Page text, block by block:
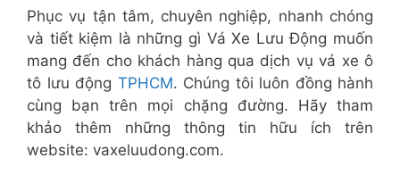
Phục vụ tận tâm, chuyên nghiệp, nhanh chóng
và tiết kiệm là những gì Vá Xe Lưu Động muốn
mang đến cho khách hàng qua dịch vụ vá xe ô
tô lưu động TPHCM. Chúng tôi luôn đồng hành
cùng bạn trên mọi chặng đường. Hãy tham
khảo thêm những thông tin hữu ích trên
website: vaxeluudong.com.